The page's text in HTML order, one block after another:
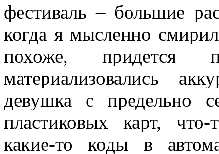
фестиваль – большие
когда я мысленно
похоже, придется
материализовались
девушка с предельно
пластиковых карт,
какие-то коды в